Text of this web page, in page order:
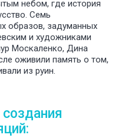
небом, где история
Семь
образов, задуманных
и художниками
Москаленко, Дина
оживили память о том,
из руин.